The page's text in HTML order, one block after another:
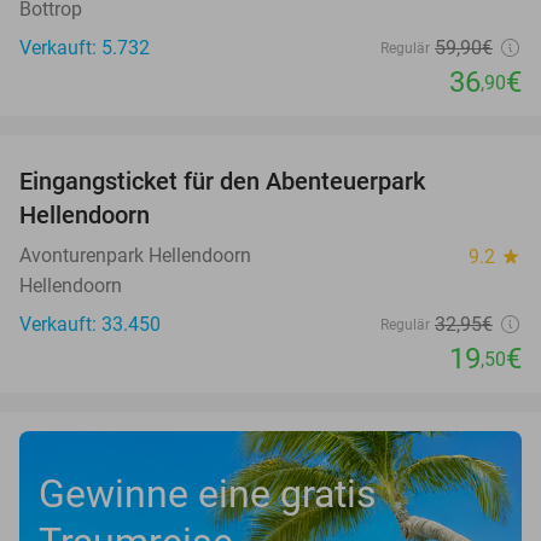
Bottrop
Verkauft: 5.732
Regulär 59,90€
36,90€
Eingangsticket für den Abenteuerpark
Hellendoorn
Avonturenpark Hellendoorn 9.2 star
Hellendoorn
Verkauft: 33.450
Regulär 32,95€
19,50€
Gewinne eine gratis